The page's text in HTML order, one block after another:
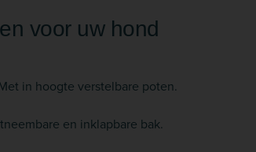
voor uw hond
in hoogte verstelbare poten.
en inklapbare bak.